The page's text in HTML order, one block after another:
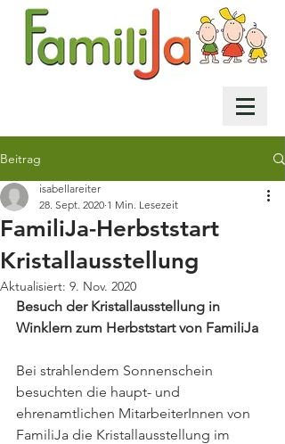
Beitrag
FamiliJa-Herbststart
Kristallausstellung
isabellareiter
28. Sept. 2020 1 Min. Lesezeit
Aktualisiert: 9. Nov. 2020
Besuch der Kristallausstellung in
Winklern zum Herbststart von FamiliJa
Bei strahlendem Sonnenschein
besuchten die haupt- und
ehrenamtlichen MitarbeiterInnen von
FamiliJa die Kristallausstellung im